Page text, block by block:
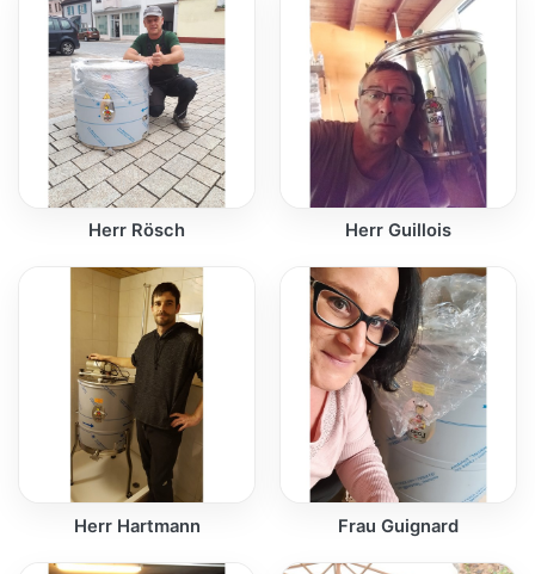
Herr Rösch Herr Guillois
Herr Hartmann Frau Guignard